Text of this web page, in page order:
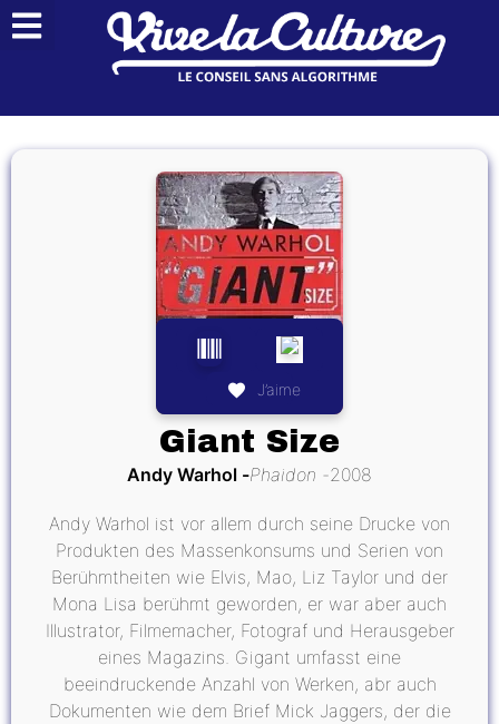
J’aime
Giant Size
Andy Warhol Phaidon 2008
Andy Warhol ist vor allem durch seine Drucke von
Produkten des Massenkonsums und Serien von
Berühmtheiten wie Elvis, Mao, Liz Taylor und der
Mona Lisa berühmt geworden, er war aber auch
Illustrator, Filmemacher, Fotograf und Herausgeber
eines Magazins. Gigant umfasst eine
beeindruckende Anzahl von Werken, abr auch
Dokumenten wie dem Brief Mick Jaggers, der die